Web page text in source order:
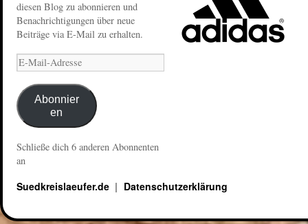
diesen Blog zu abonnieren und
Benachrichtigungen über neue
Beiträge via E-Mail zu erhalten.
Abonnier
en
Schließe dich 6 anderen Abonnenten
an
Suedkreislaeufer.de Datenschutzerklärung